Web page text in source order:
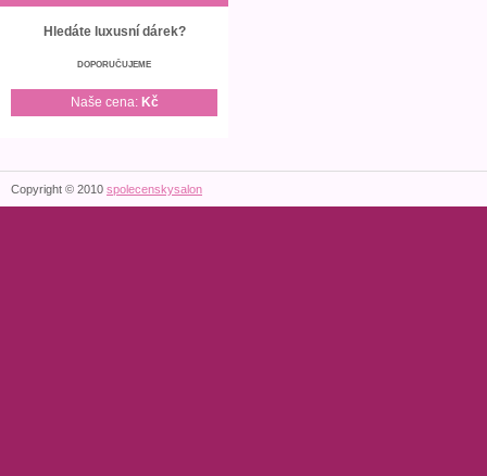
Hledáte luxusní dárek?
DOPORUČUJEME
Naše cena: Kč
Copyright © 2010 spolecenskysalon